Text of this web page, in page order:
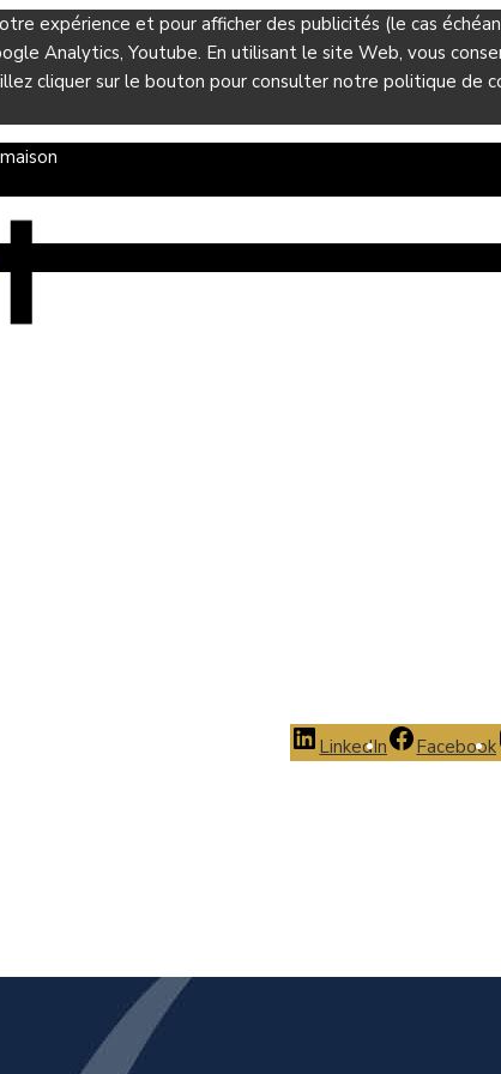
expérience et pour afficher des publicités (le cas
Analytics, Youtube. En utilisant le site Web, vous
cliquer sur le bouton pour consulter notre politique de
LinkedIn Facebook